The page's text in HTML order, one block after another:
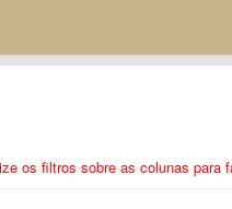
os filtros sobre as colunas para